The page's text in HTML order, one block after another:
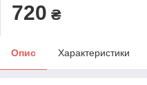
720 ₴
Опис Характеристики